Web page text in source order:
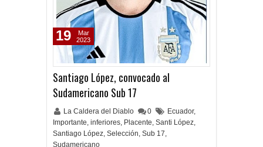
Santiago López, convocado al
Sudamericano Sub 17
La Caldera del Diablo 0 Ecuador,
Importante, inferiores, Placente, Santi López,
Santiago López, Selección, Sub 17,
Sudamericano
19
Mar
2023